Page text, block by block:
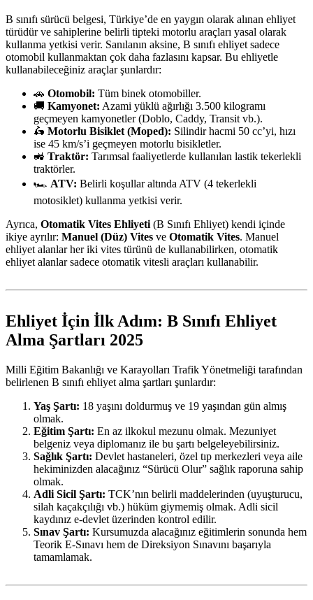
B sınıfı sürücü belgesi, Türkiye’de en yaygın olarak alınan ehliyet
türüdür ve sahiplerine belirli tipteki motorlu araçları yasal olarak
kullanma yetkisi verir. Sanılanın aksine, B sınıfı ehliyet sadece
otomobil kullanmaktan çok daha fazlasını kapsar. Bu ehliyetle
kullanabileceğiniz araçlar şunlardır:
🚗 Otomobil: Tüm binek otomobiller.
🚚 Kamyonet: Azami yüklü ağırlığı 3.500 kilogramı
geçmeyen kamyonetler (Doblo, Caddy, Transit vb.).
🛵 Motorlu Bisiklet (Moped): Silindir hacmi 50 cc’yi, hızı
ise 45 km/s’i geçmeyen motorlu bisikletler.
🚜 Traktör: Tarımsal faaliyetlerde kullanılan lastik tekerlekli
traktörler.
🏎️ ATV: Belirli koşullar altında ATV (4 tekerlekli
motosiklet) kullanma yetkisi verir.
Ayrıca, Otomatik Vites Ehliyeti (B Sınıfı Ehliyet) kendi içinde
ikiye ayrılır: Manuel (Düz) Vites ve Otomatik Vites. Manuel
ehliyet alanlar her iki vites türünü de kullanabilirken, otomatik
ehliyet alanlar sadece otomatik vitesli araçları kullanabilir.
Ehliyet İçin İlk Adım: B Sınıfı Ehliyet
Alma Şartları 2025
Milli Eğitim Bakanlığı ve Karayolları Trafik Yönetmeliği tarafından
belirlenen B sınıfı ehliyet alma şartları şunlardır:
Yaş Şartı: 18 yaşını doldurmuş ve 19 yaşından gün almış
olmak.
Eğitim Şartı: En az ilkokul mezunu olmak. Mezuniyet
belgeniz veya diplomanız ile bu şartı belgeleyebilirsiniz.
Sağlık Şartı: Devlet hastaneleri, özel tıp merkezleri veya aile
hekiminizden alacağınız “Sürücü Olur” sağlık raporuna sahip
olmak.
Adli Sicil Şartı: TCK’nın belirli maddelerinden (uyuşturucu,
silah kaçakçılığı vb.) hüküm giymemiş olmak. Adli sicil
kaydınız e-devlet üzerinden kontrol edilir.
Sınav Şartı: Kursumuzda alacağınız eğitimlerin sonunda hem
Teorik E-Sınavı hem de Direksiyon Sınavını başarıyla
tamamlamak.